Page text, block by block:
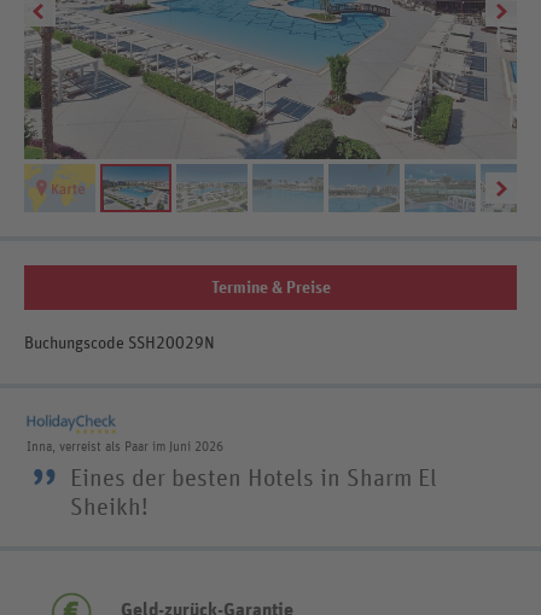
Termine & Preise
Buchungscode SSH20029N
Inna, verreist als Paar im Juni 2026
”
Eines der besten Hotels in Sharm El
Sheikh!
Geld-zurück-Garantie